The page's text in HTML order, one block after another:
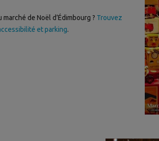
de Noël d’Édimbourg ? Trouvez
et parking.